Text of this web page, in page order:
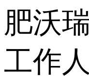
肥沃
工作